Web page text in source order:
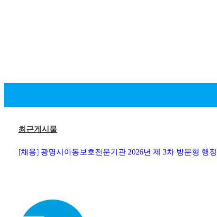
최근게시물
[채용] 광명시아동보호전문기관 2026년 제 3차 방문형 행